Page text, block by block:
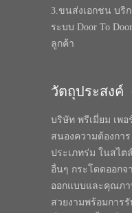
3.ขนส่งเอกชน บริ
ระบบ Door To
ลูกค้า
วัตถุประสงค์
บริษัท พรีเมี่ยม เพ
สนองความต้องกา
ประเภทร่ม ในสไต
อื่นๆ กระโดดออกจ
ออกแบบและคุณภา
สวยงามพร้อมการ